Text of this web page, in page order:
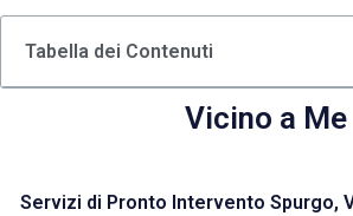
Tabella dei Contenuti
Vicino a Me
Servizi di Pronto Intervento Spurgo,